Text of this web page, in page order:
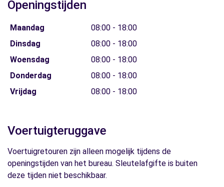
Openingstijden
Maandag
08:00 - 18:00
Dinsdag
08:00 - 18:00
Woensdag
08:00 - 18:00
Donderdag
08:00 - 18:00
Vrijdag
08:00 - 18:00
Voertuigteruggave
Voertuigretouren zijn alleen mogelijk tijdens de
openingstijden van het bureau. Sleutelafgifte is buiten
deze tijden niet beschikbaar.